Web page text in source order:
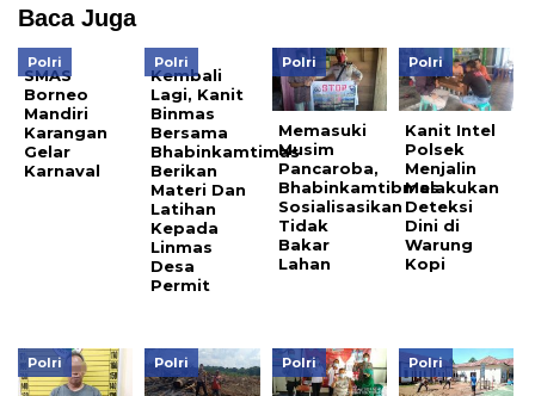
baru)
Facebook(Membuka
di
jendela
yang
baru)
Baca Juga
Polri
SMAS
Borneo
Mandiri
Karangan
Gelar
Karnaval
Polri
Kembali
Lagi, Kanit
Binmas
Bersama
Bhabinkamtimas
Berikan
Materi Dan
Latihan
Kepada
Linmas
Desa
Permit
Polri
Memasuki
Musim
Pancaroba,
Bhabinkamtibmas
Sosialisasikan
Tidak
Bakar
Lahan
Polri
Kanit Intel
Polsek
Menjalin
Melakukan
Deteksi
Dini di
Warung
Kopi
Polri Polri Polri Polri